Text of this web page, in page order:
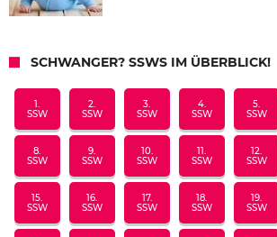
SCHWANGER? SSWS IM ÜBERBLICK!
1.
SSW
2.
SSW
3.
SSW
4.
SSW
5.
SSW
8.
SSW
9.
SSW
10.
SSW
11.
SSW
12.
SSW
15.
SSW
16.
SSW
17.
SSW
18.
SSW
19.
SSW